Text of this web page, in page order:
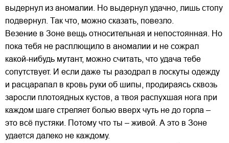
выдернул из аномалии. Но выдернул удачно, лишь стопу
подвернул. Так что, можно сказать, повезло.
Везение в Зоне вещь относительная и непостоянная. Но
пока тебя не расплющило в аномалии и не сожрал
какой-нибудь мутант, можно считать, что удача тебе
сопутствует. И если даже ты разодрал в лоскуты одежду
и расцарапал в кровь руки об шипы, продираясь сквозь
заросли плотоядных кустов, а твоя распухшая нога при
каждом шаге стреляет болью вверх чуть не до горла –
это всё пустяки. Потому что ты – живой. А это в Зоне
удается далеко не каждому.